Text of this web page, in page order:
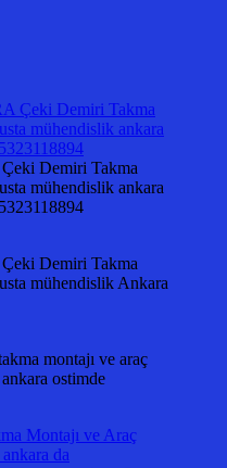
Demiri Takma
mühendislik ankara
Demiri Takma
mühendislik Ankara
montajı ve araç
ostimde